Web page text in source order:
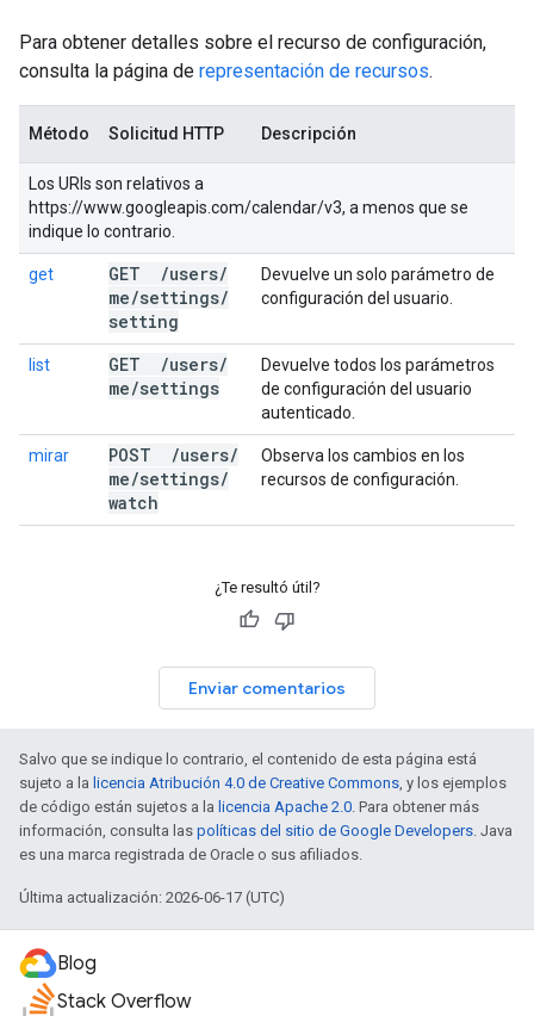
Para obtener detalles sobre el recurso de configuración,
consulta la página de representación de recursos.
Método Solicitud HTTP Descripción
Los URIs son relativos a
https://www.googleapis.com/calendar/v3, a menos que se
indique lo contrario.
get GET /users/
me/settings/
setting
Devuelve un solo parámetro de
configuración del usuario.
list GET /users/
me/settings
Devuelve todos los parámetros
de configuración del usuario
autenticado.
mirar POST /users/
me/settings/
watch
Observa los cambios en los
recursos de configuración.
¿Te resultó útil?
Enviar comentarios
Salvo que se indique lo contrario, el contenido de esta página está
sujeto a la licencia Atribución 4.0 de Creative Commons, y los ejemplos
de código están sujetos a la licencia Apache 2.0. Para obtener más
información, consulta las políticas del sitio de Google Developers. Java
es una marca registrada de Oracle o sus afiliados.
Última actualización: 2026-06-17 (UTC)
Blog
Stack Overflow